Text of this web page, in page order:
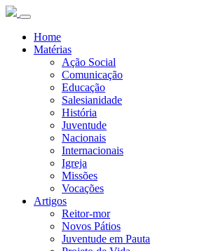
Home
Matérias
Ação Social
Comunicação
Educação
Salesianidade
História
Juventude
Nacionais
Internacionais
Igreja
Missões
Vocações
Artigos
Reitor-mor
Novos Pátios
Juventude em Pauta